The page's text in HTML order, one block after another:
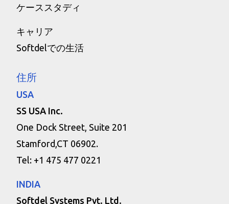
ケーススタディ
キャリア
Softdelでの生活
住所
USA
SS USA Inc.
One Dock Street, Suite 201
Stamford,CT 06902.
Tel: +1 475 477 0221
INDIA
Softdel Systems Pvt. Ltd.